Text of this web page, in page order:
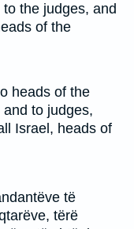
the judges, and
of the
heads of the
to judges,
Israel, heads of
të
tërë